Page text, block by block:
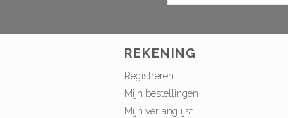
REKENING
Registreren
Mijn bestellingen
Mijn verlanglijst